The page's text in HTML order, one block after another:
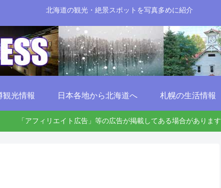
北海道の観光・絶景スポットを写真多めに紹介
観光情報 日本各地から北海道へ 札幌の生活情報
「アフィリエイト広告」等の広告が掲載してある場合があります